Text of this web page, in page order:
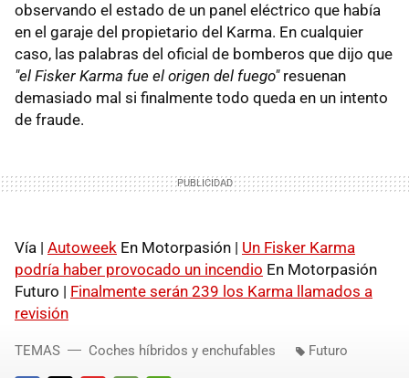
observando el estado de un panel eléctrico que había
en el garaje del propietario del Karma. En cualquier
caso, las palabras del oficial de bomberos que dijo que
"el Fisker Karma fue el origen del fuego"resuenan
demasiado mal si finalmente todo queda en un intento
de fraude.
Vía | Autoweek En Motorpasión | Un Fisker Karma
podría haber provocado un incendio En Motorpasión
Futuro | Finalmente serán 239 los Karma llamados a
revisión
TEMAS Coches híbridos y enchufables Futuro